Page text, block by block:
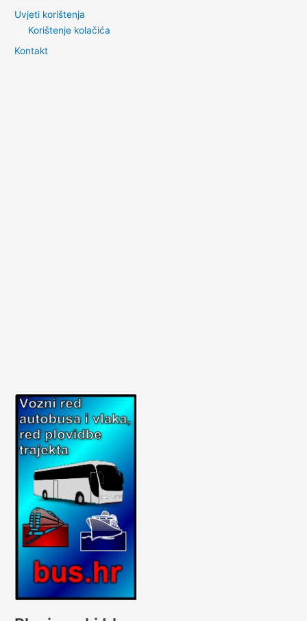
Uvjeti korištenja
Korištenje kolačića
Kontakt